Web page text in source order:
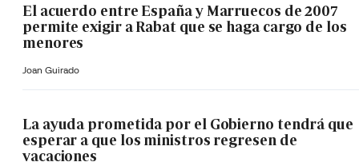
El acuerdo entre España y Marruecos de 2007
permite exigir a Rabat que se haga cargo de los
menores
Joan Guirado
La ayuda prometida por el Gobierno tendrá que
esperar a que los ministros regresen de
vacaciones